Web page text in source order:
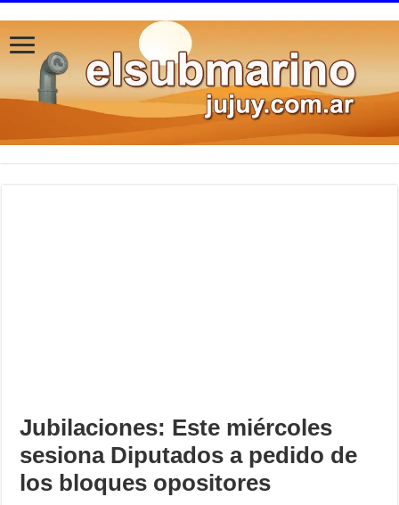
Jubilaciones: Este miércoles
sesiona Diputados a pedido de
los bloques opositores